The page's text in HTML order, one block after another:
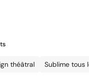
théâtral Sublime tous